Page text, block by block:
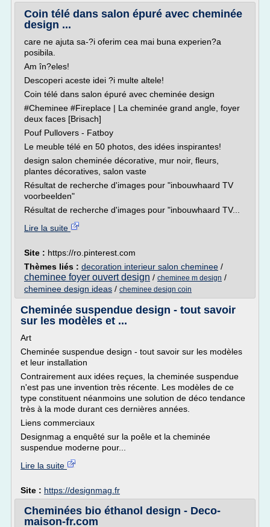
Coin télé dans salon épuré avec cheminée
design ...
care ne ajuta sa-?i oferim cea mai buna experien?a
posibila.
Am în?eles!
Descoperi aceste idei ?i multe altele!
Coin télé dans salon épuré avec cheminée design
#Cheminee #Fireplace | La cheminée grand angle, foyer
deux faces [Brisach]
Pouf Pullovers - Fatboy
Le meuble télé en 50 photos, des idées inspirantes!
design salon cheminée décorative, mur noir, fleurs,
plantes décoratives, salon vaste
Résultat de recherche d'images pour "inbouwhaard TV
voorbeelden"
Résultat de recherche d'images pour "inbouwhaard TV...
Lire la suite
Site : https://ro.pinterest.com
Thèmes liés : decoration interieur salon cheminee /
cheminee foyer ouvert design / cheminee m design /
cheminee design ideas / cheminee design coin
Cheminée suspendue design - tout savoir
sur les modèles et ...
Art
Cheminée suspendue design - tout savoir sur les modèles
et leur installation
Contrairement aux idées reçues, la cheminée suspendue
n'est pas une invention très récente. Les modèles de ce
type constituent néanmoins une solution de déco tendance
très à la mode durant ces dernières années.
Liens commerciaux
Designmag a enquêté sur la poêle et la cheminée
suspendue moderne pour...
Lire la suite
Site : https://designmag.fr
Cheminées bio éthanol design - Deco-
maison-fr.com